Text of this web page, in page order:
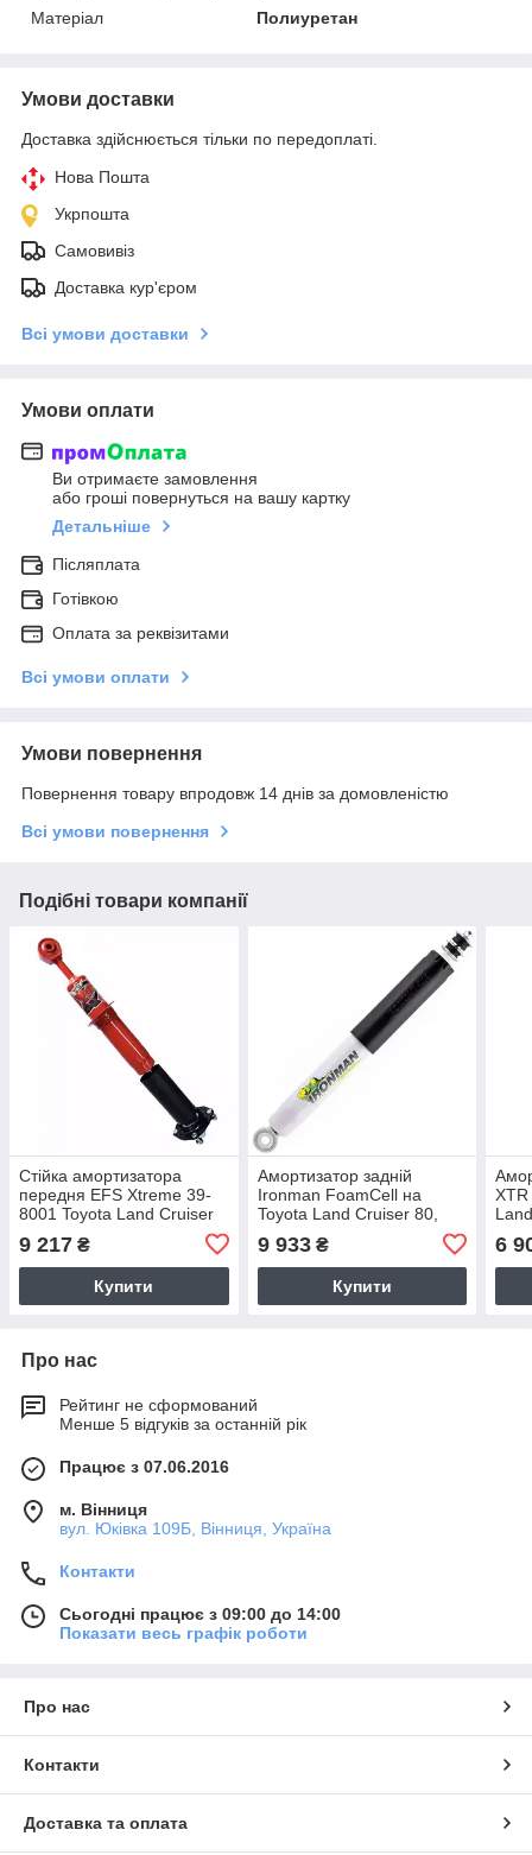
Матеріал
Полиуретан
Умови доставки
Доставка здійснюється тільки по передоплаті.
Нова Пошта
Укрпошта
Самовивіз
Доставка кур'єром
Всі умови доставки
Умови оплати
Ви отримаєте замовлення
або гроші повернуться на вашу картку
Детальніше
Післяплата
Готівкою
Оплата за реквізитами
Всі умови оплати
Умови повернення
Повернення товару впродовж 14 днів за домовленістю
Всі умови повернення
Подібні товари компанії
Стійка амортизатора
передня EFS Xtreme 39-
8001 Toyota Land Cruiser
9 217 ₴
Купити
Амортизатор задній
Ironman FoamCell на
Toyota Land Cruiser 80,
105 масляний 24682LFE
9 933₴
Купити
6
Про нас
Рейтинг не сформований
Менше 5 відгуків за останній рік
Працює з 07.06.2016
м. Вінниця
вул. Юківка 109Б, Вінниця, Україна
Контакти
Сьогодні працює з 09:00 до 14:00
Показати весь графік роботи
Про нас
Контакти
Доставка та оплата